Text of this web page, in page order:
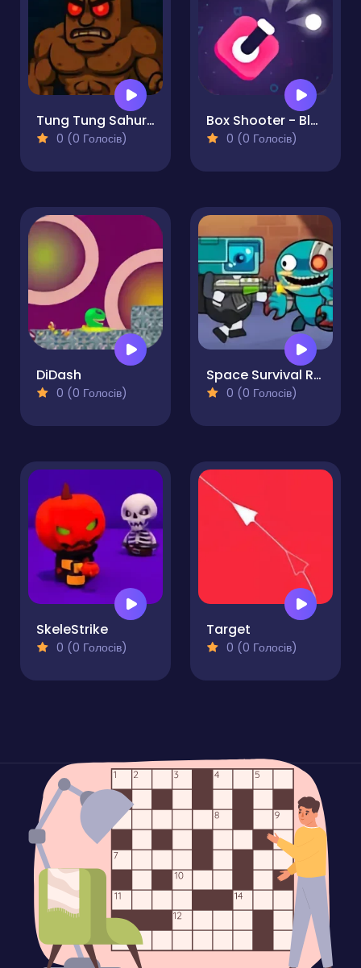
Tung Tung Sahur Invasion
0 (0 Голосів)
Box Shooter - Blocks Shooter
0 (0 Голосів)
DiDash
0 (0 Голосів)
Space Survival Rainbow Friends Monster
0 (0 Голосів)
SkeleStrike
0 (0 Голосів)
Target
0 (0 Голосів)